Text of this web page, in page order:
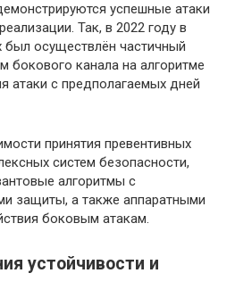
успешные атаки
Так, в 2022 году в
был осуществлён частичный
бокового канала на алгоритме
атаки с предполагаемых дней
принятия превентивных
систем безопасности,
алгоритмы с
защиты, а также аппаратными
боковым атакам.
устойчивости и